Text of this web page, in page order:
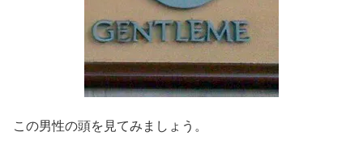
この男性の頭を見てみましょう。